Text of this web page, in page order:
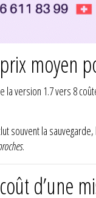
moyen
la version 1.7 vers 8
souvent la
.
d’une